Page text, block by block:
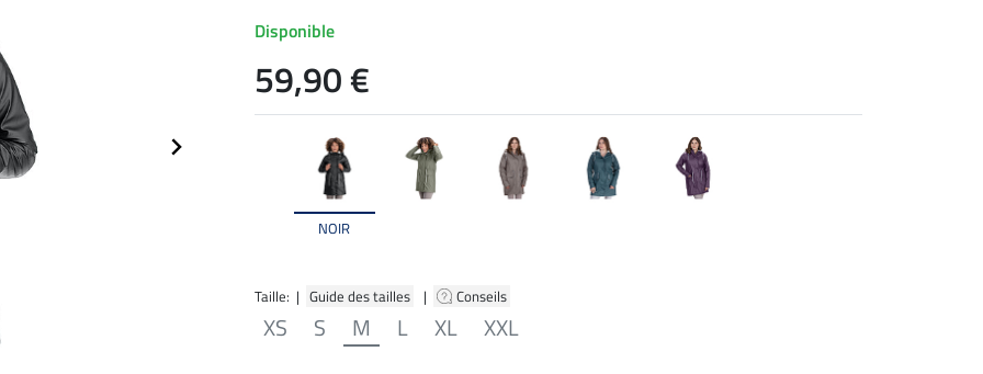
NOIR
Taille: | Guide des tailles | Conseils
XS S M L XL XXL
Disponible
59,90 €